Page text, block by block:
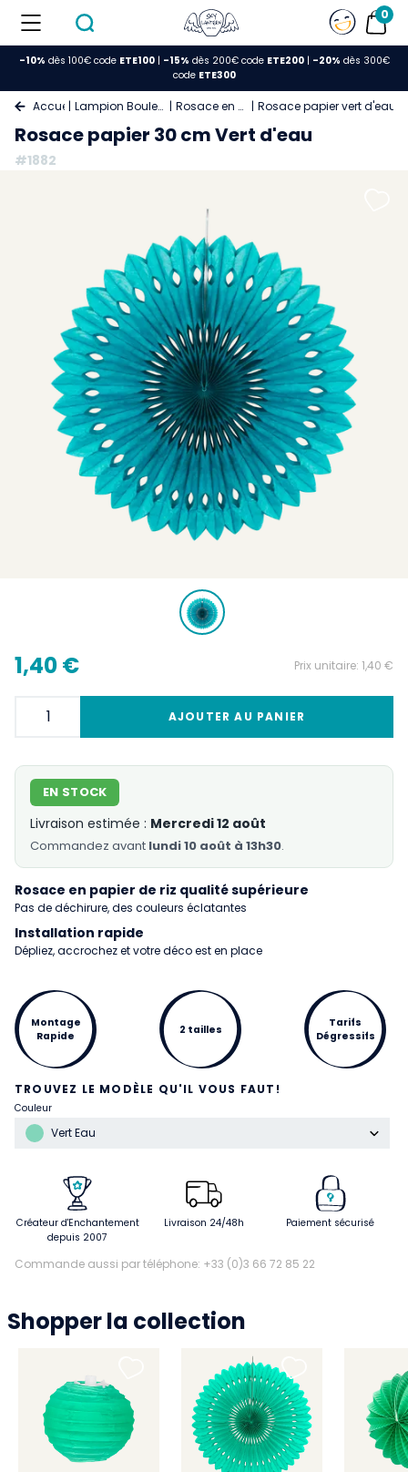
0
-10% dès 100€ code ETE100| -15% dès 200€ code ETE200| -20% dès 300€
code ETE300
Accueil Lampion Boule Papier Rosace en Papier Rosace papier vert d'eau
Rosace papier 30 cm Vert d'eau
#1882
1,40 € Prix unitaire: 1,40 €
AJOUTER AU PANIER
Rosace en papier de riz qualité supérieure
Pas de déchirure, des couleurs éclatantes
Installation rapide
Dépliez, accrochez et votre déco est en place
TROUVEZ LE MODÈLE QU'IL VOUS FAUT!
Couleur
Vert Eau
EN STOCK
Livraison estimée : Mercredi 12 août
Commandez avant lundi 10 août à 13h30.
Montage
Rapide
2 tailles
Tarifs
Dégressifs
Créateur d'Enchantement
depuis 2007
Livraison 24/48h Paiement sécurisé
Commande aussi par téléphone: +33 (0)3 66 72 85 22
Shopper la collection